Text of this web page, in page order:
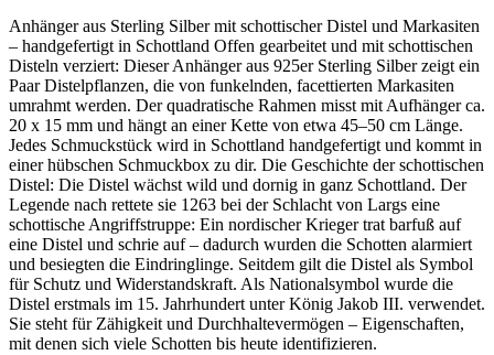
Anhänger aus Sterling Silber mit schottischer Distel und Markasiten
– handgefertigt in Schottland Offen gearbeitet und mit schottischen
Disteln verziert: Dieser Anhänger aus 925er Sterling Silber zeigt ein
Paar Distelpflanzen, die von funkelnden, facettierten Markasiten
umrahmt werden. Der quadratische Rahmen misst mit Aufhänger ca.
20 x 15 mm und hängt an einer Kette von etwa 45–50 cm Länge.
Jedes Schmuckstück wird in Schottland handgefertigt und kommt in
einer hübschen Schmuckbox zu dir. Die Geschichte der schottischen
Distel: Die Distel wächst wild und dornig in ganz Schottland. Der
Legende nach rettete sie 1263 bei der Schlacht von Largs eine
schottische Angriffstruppe: Ein nordischer Krieger trat barfuß auf
eine Distel und schrie auf – dadurch wurden die Schotten alarmiert
und besiegten die Eindringlinge. Seitdem gilt die Distel als Symbol
für Schutz und Widerstandskraft. Als Nationalsymbol wurde die
Distel erstmals im 15. Jahrhundert unter König Jakob III. verwendet.
Sie steht für Zähigkeit und Durchhaltevermögen – Eigenschaften,
mit denen sich viele Schotten bis heute identifizieren.